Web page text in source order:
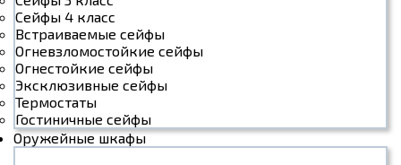
Сейфы 4 класс
Встраиваемые сейфы
Огневзломостойкие сейфы
Огнестойкие сейфы
Эксклюзивные сейфы
Термостаты
Гостиничные сейфы
Оружейные шкафы